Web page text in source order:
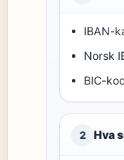
IBAN-
Norsk
BIC-
2 Hva